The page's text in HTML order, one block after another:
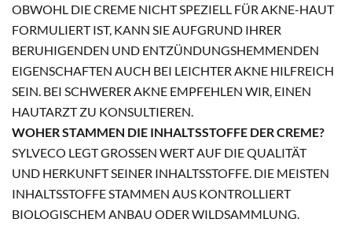
OBWOHL DIE CREME NICHT SPEZIELL FÜR AKNE-HAUT
FORMULIERT IST, KANN SIE AUFGRUND IHRER
BERUHIGENDEN UND ENTZÜNDUNGSHEMMENDEN
EIGENSCHAFTEN AUCH BEI LEICHTER AKNE HILFREICH
SEIN. BEI SCHWERER AKNE EMPFEHLEN WIR, EINEN
HAUTARZT ZU KONSULTIEREN.
WOHER STAMMEN DIE INHALTSSTOFFE DER CREME?
SYLVECO LEGT GROSSEN WERT AUF DIE QUALITÄT U
ND HERKUNFT SEINER INHALTSSTOFFE. DIE MEISTEN I
NHALTSSTOFFE STAMMEN AUS KONTROLLIERT B
IOLOGISCHEM ANBAU ODER WILDSAMMLUNG.